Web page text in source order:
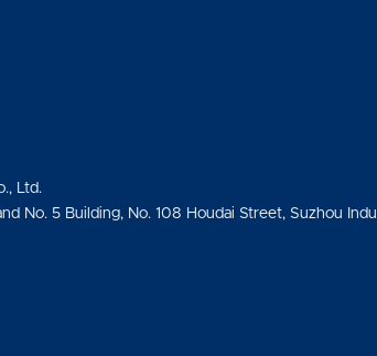
Ltd.
No. 5 Building, No. 108 Houdai Street, Suzhou